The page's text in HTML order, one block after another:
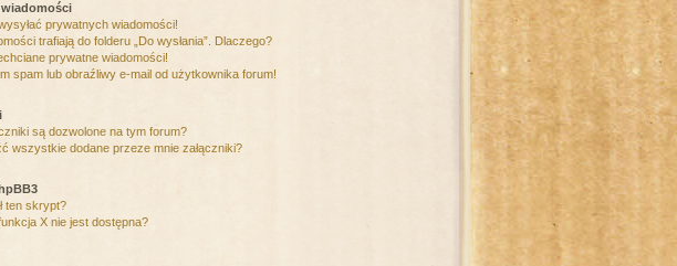
prywatnych wiadomości!
trafiają do folderu „Do wysłania”. Dlaczego?
prywatne wiadomości!
spam lub obraźliwy e-mail od użytkownika forum!
są dozwolone na tym forum?
wszystkie dodane przeze mnie załączniki?
ten skrypt?
X nie jest dostępna?